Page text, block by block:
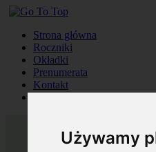
Używamy
Strona główna
Roczniki
Okładki
Prenumerata
Kontakt